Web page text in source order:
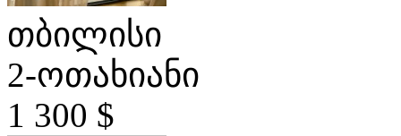
თბილისი
2-ოთახიანი
1 300 $